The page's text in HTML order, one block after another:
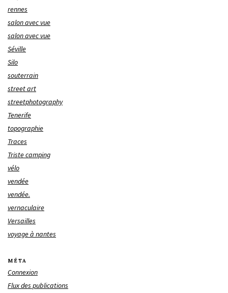
rennes
salon avec vue
salon avec vue
Séville
Silo
souterrain
street art
streetphotography
Tenerife
topographie
Traces
Triste camping
vélo
vendée
vendée.
vernaculaire
Versailles
voyage à nantes
MÉTA
Connexion
Flux des publications